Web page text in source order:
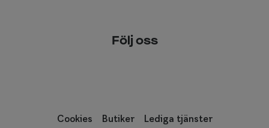
Följ oss
Cookies Butiker Lediga tjänster